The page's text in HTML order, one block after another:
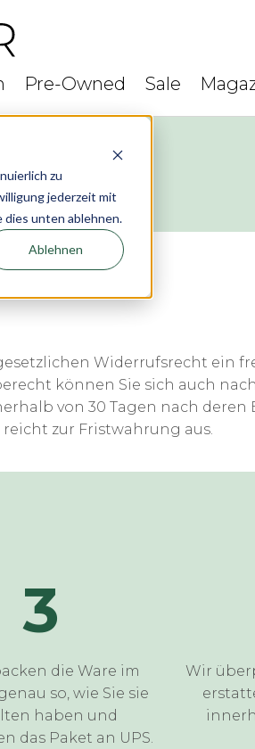
zu
jederzeit mit
dies unten ablehnen.
Ablehnen
Pre-Owned Sale
Widerrufsrecht ein
können Sie sich auch
von 30 Tagen nach
zur Fristwahrung aus.
3
die Ware im
so, wie Sie sie
haben und
das Paket an UPS.
Wir